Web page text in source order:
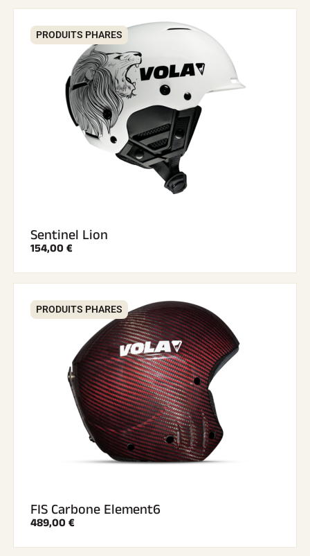
PRODUITS PHARES
Sentinel Lion
154,00 €
PRODUITS PHARES
FIS Carbone Element6
489,00 €